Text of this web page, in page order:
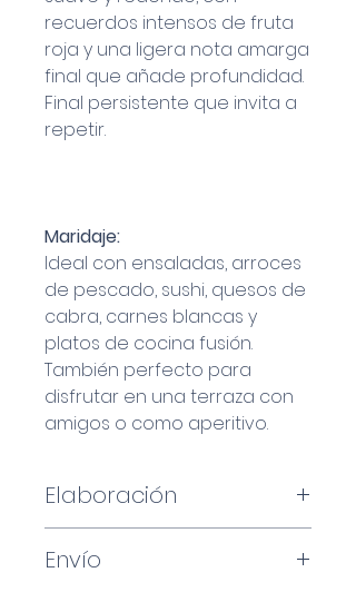
recuerdos intensos de fruta
roja y una ligera nota amarga
final que añade profundidad.
Final persistente que invita a
repetir.
Maridaje:
Ideal con ensaladas, arroces
de pescado, sushi, quesos de
cabra, carnes blancas y
platos de cocina fusión.
También perfecto para
disfrutar en una terraza con
amigos o como aperitivo.
Elaboración
Procedente de la finca
Envío